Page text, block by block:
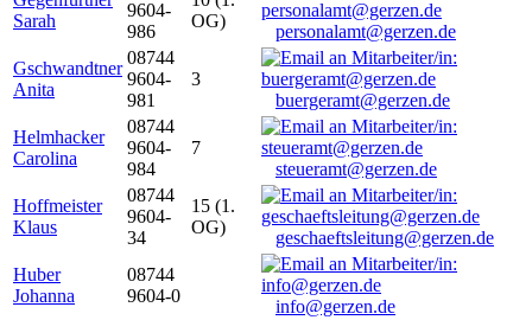
Sarah
9604-
986
OG)
personalamt@gerzen.de
Gschwandtner
Anita
08744
9604-
981
3
buergeramt@gerzen.de
Helmhacker
Carolina
08744
9604-
984
7
steueramt@gerzen.de
Hoffmeister
Klaus
08744
9604-
34
15 (1.
OG)
geschaeftsleitung@gerzen.de
Huber
Johanna
08744
9604-0
info@gerzen.de